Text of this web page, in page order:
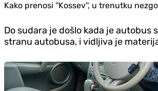
Kako prenosi ''Kossev'', u trenutku
Do sudara je došlo kada je autobus
stranu autobusa, i vidljiva je